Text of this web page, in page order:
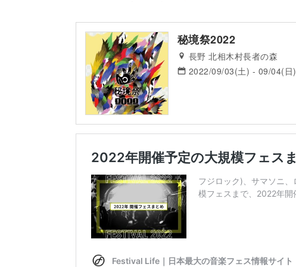
秘境祭2022
長野 北相木村長者の森
2022/09/03(土) - 09/04(日)